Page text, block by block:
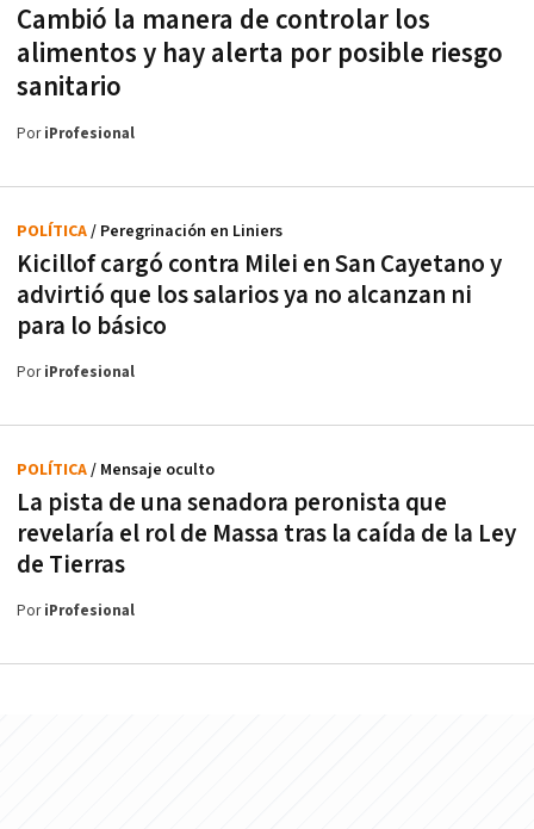
Cambió la manera de controlar los
alimentos y hay alerta por posible riesgo
sanitario
PoriProfesional
Kicillof cargó contra Milei en San Cayetano y
advirtió que los salarios ya no alcanzan ni
para lo básico
POLÍTICA/ Peregrinación en Liniers
PoriProfesional
La pista de una senadora peronista que
revelaría el rol de Massa tras la caída de la Ley
de Tierras
POLÍTICA/ Mensaje oculto
PoriProfesional